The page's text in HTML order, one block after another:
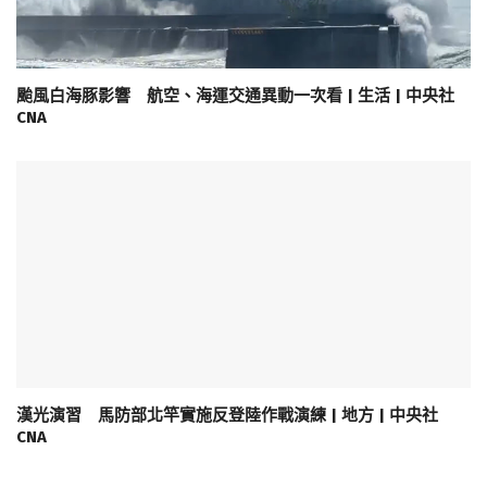
颱風白海豚影響 航空、海運交通異動一次看 | 生活 | 中央社
CNA
漢光演習 馬防部北竿實施反登陸作戰演練 | 地方 | 中央社
CNA